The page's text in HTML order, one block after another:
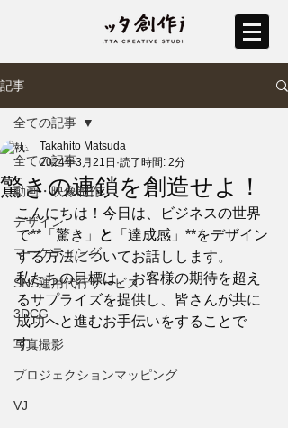
記事
全ての記事
動画・映像制作
デザイン
マーケティング
SNS運用代行サービス
3DCG
写真撮影
プロジェクションマッピング
VJ
全ての記事
驚きの連鎖を創造せよ！
Takahito Matsuda
2024年3月21日 読了時間: 2分
こんにちは！今日は、ビジネスの世界
で**「驚き」
と
「達成感」**をデザイン
する方法についてお話しします。
私たちの目標は、お客様の期待を超え
るサプライズを提供し、皆さんが共に
成功へと進むお手伝いをすることで
す。